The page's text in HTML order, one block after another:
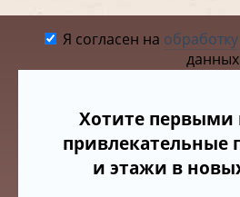
Я согласен на обработку
данных
Хотите первыми
привлекательные
и этажи в